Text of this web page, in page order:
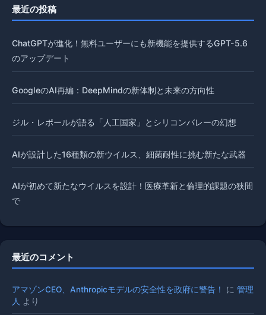
最近の投稿
ChatGPTが進化！無料ユーザーにも新機能を提供するGPT-5.6
のアップデート
GoogleのAI再編：DeepMindの新体制と未来の方向性
ジル・レポールが語る「人工国家」とシリコンバレーの幻想
AIが設計した16種類の新ウイルス、細菌耐性に挑む新たな武器
AIが初めて新たなウイルスを設計！医療革新と倫理的課題の狭間
で
最近のコメント
アマゾンCEO、Anthropicモデルの安全性を政府に警告！ に 管理
人 より